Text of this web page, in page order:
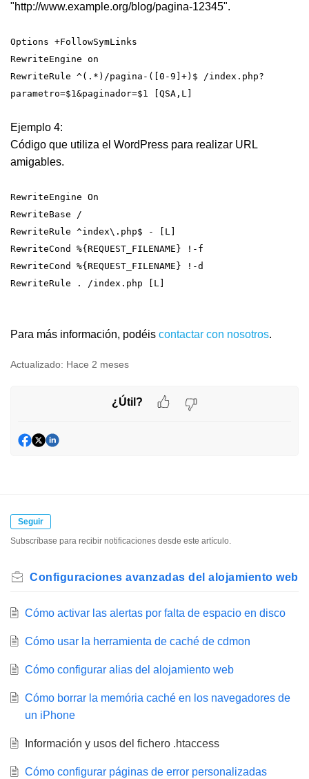
"http://www.example.org/blog/pagina-12345".
Options +FollowSymLinks
RewriteEngine on
RewriteRule ^(.*)/pagina-([0-9]+)$ /index.php?
parametro=$1&paginador=$1 [QSA,L]
Ejemplo 4:
Código que utiliza el WordPress para realizar URL
amigables.
RewriteEngine On
RewriteBase /
RewriteRule ^index\.php$ - [L]
RewriteCond %{REQUEST_FILENAME} !-f
RewriteCond %{REQUEST_FILENAME} !-d
RewriteRule . /index.php [L]
Para más información, podéis contactar con nosotros.
Actualizado: Hace 2 meses
¿Útil?
Seguir
Subscríbase para recibir notificaciones desde este artículo.
Configuraciones avanzadas del alojamiento web
Cómo activar las alertas por falta de espacio en disco
Cómo usar la herramienta de caché de cdmon
Cómo configurar alias del alojamiento web
Cómo borrar la memória caché en los navegadores de
un iPhone
Información y usos del fichero .htaccess
Cómo configurar páginas de error personalizadas